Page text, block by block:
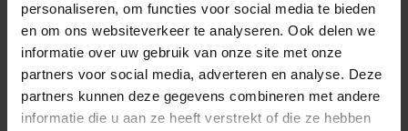
personaliseren, om functies voor social media te bieden
en om ons websiteverkeer te analyseren. Ook delen we
informatie over uw gebruik van onze site met onze
partners voor social media, adverteren en analyse. Deze
partners kunnen deze gegevens combineren met andere
informatie die u aan ze heeft verstrekt of die ze hebben
Tisbury Grey RM -
Rivièra Maison
vloerkleed
op voorraad